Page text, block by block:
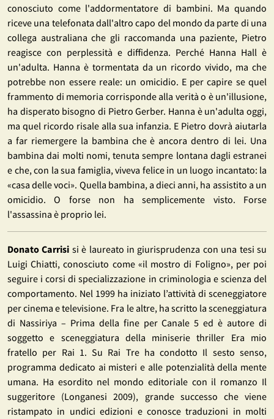
conosciuto come l'addormentatore di bambini. Ma quando
riceve una telefonata dall'altro capo del mondo da parte di una
collega australiana che gli raccomanda una paziente, Pietro
reagisce con perplessità e diffidenza. Perché Hanna Hall è
un'adulta. Hanna è tormentata da un ricordo vivido, ma che
potrebbe non essere reale: un omicidio. E per capire se quel
frammento di memoria corrisponde alla verità o è un'illusione,
ha disperato bisogno di Pietro Gerber. Hanna è un'adulta oggi,
ma quel ricordo risale alla sua infanzia. E Pietro dovrà aiutarla
a far riemergere la bambina che è ancora dentro di lei. Una
bambina dai molti nomi, tenuta sempre lontana dagli estranei
e che, con la sua famiglia, viveva felice in un luogo incantato: la
«casa delle voci». Quella bambina, a dieci anni, ha assistito a un
omicidio. O forse non ha semplicemente visto. Forse
l'assassina è proprio lei.
Donato Carrisi si è laureato in giurisprudenza con una tesi su
Luigi Chiatti, conosciuto come «il mostro di Foligno», per poi
seguire i corsi di specializzazione in criminologia e scienza del
comportamento. Nel 1999 ha iniziato l’attività di sceneggiatore
per cinema e televisione. Fra le altre, ha scritto la sceneggiatura
di Nassiriya – Prima della fine per Canale 5 ed è autore di
soggetto e sceneggiatura della miniserie thriller Era mio
fratello per Rai 1. Su Rai Tre ha condotto Il sesto senso,
programma dedicato ai misteri e alle potenzialità della mente
umana. Ha esordito nel mondo editoriale con il romanzo Il
suggeritore (Longanesi 2009), grande successo che viene
ristampato in undici edizioni e conosce traduzioni in molti